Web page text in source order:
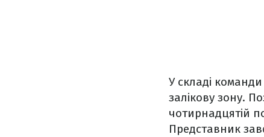
У складі
залікову зону.
чотирнадцятій
Представник